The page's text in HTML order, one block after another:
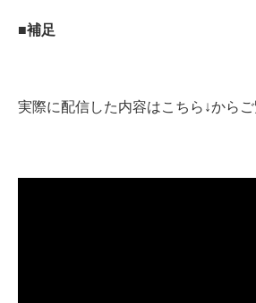
■補足
実際に配信した内容はこちら↓からご